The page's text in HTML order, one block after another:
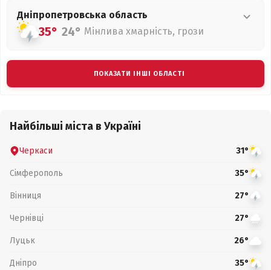
Дніпропетровська область
35° 24° Мінлива хмарність, грози
ПОКАЗАТИ ІНШІ ОБЛАСТІ
Найбільші міста в Україні
Черкаси 31°
Сімферополь 35°
Вінниця 27°
Чернівці 27°
Луцьк 26°
Дніпро 35°